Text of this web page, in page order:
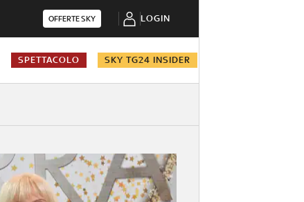
OFFERTE SKY LOGIN
SPETTACOLO SKY TG24 INSIDER